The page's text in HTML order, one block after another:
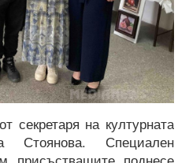
секретаря на културната
Стоянова. Специален